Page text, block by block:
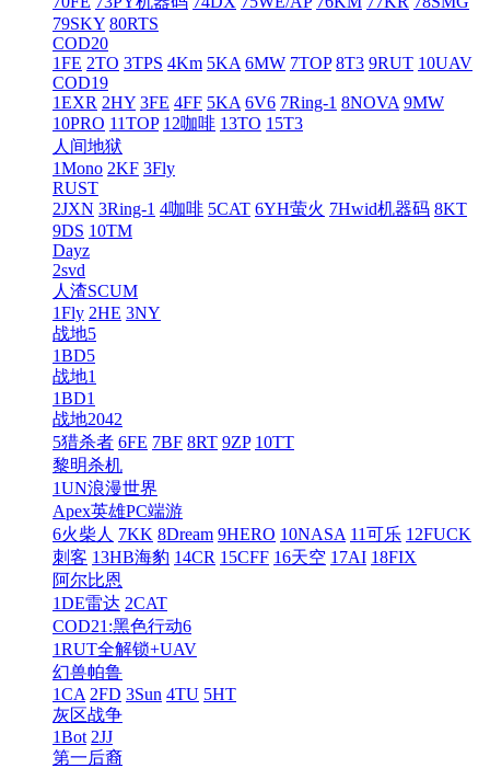
79SKY 80RTS
COD20
1FE 2TO 3TPS 4Km 5KA 6MW 7TOP 8T3 9RUT 10UAV
COD19
1EXR 2HY 3FE 4FF 5KA 6V6 7Ring-1 8NOVA 9MW
10PRO 11TOP 12咖啡 13TO 15T3
人间地狱
1Mono 2KF 3Fly
RUST
2JXN 3Ring-1 4咖啡 5CAT 6YH萤火 7Hwid机器码 8KT
9DS 10TM
Dayz
2svd
人渣SCUM
1Fly 2HE 3NY
战地5
1BD5
战地1
1BD1
战地2042
5猎杀者 6FE 7BF 8RT 9ZP 10TT
黎明杀机
1UN浪漫世界
Apex英雄PC端游
6火柴人 7KK 8Dream 9HERO 10NASA 11可乐 12FUCK
刺客 13HB海豹 14CR 15CFF 16天空 17AI 18FIX
阿尔比恩
1DE雷达 2CAT
COD21:黑色行动6
1RUT全解锁+UAV
幻兽帕鲁
1CA 2FD 3Sun 4TU 5HT
灰区战争
1Bot 2JJ
第一后裔